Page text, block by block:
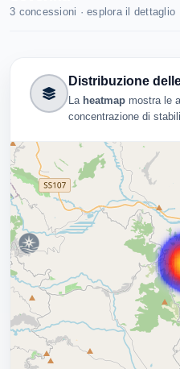
3 concessioni · esplora il dettaglio
Distribuzione
La heatmap mostra le
concentrazione di